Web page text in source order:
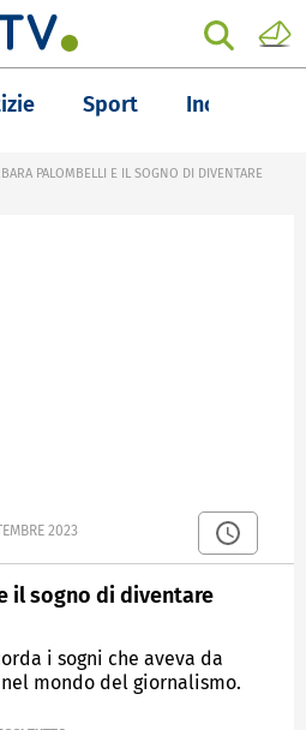
Sport Inchieste
PALOMBELLI E IL SOGNO DI DIVENTARE
2023
il sogno di diventare
i sogni che aveva da
mondo del giornalismo.